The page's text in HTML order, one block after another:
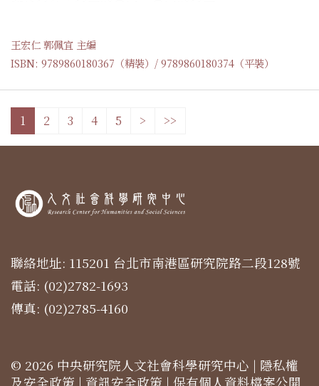
王宏仁 郭佩宜 主編
ISBN: 9789860180367（精裝）/ 9789860180374（平裝）
1 2 3 4 5 > >>
聯絡地址: 115201 台北市南港區研究院路二段128號
電話: (02)2782-1693
傳真: (02)2785-4160
© 2026 中央研究院人文社會科學研究中心 | 隱私權
及安全政策 | 資訊安全政策 | 保有個人資料檔案公開